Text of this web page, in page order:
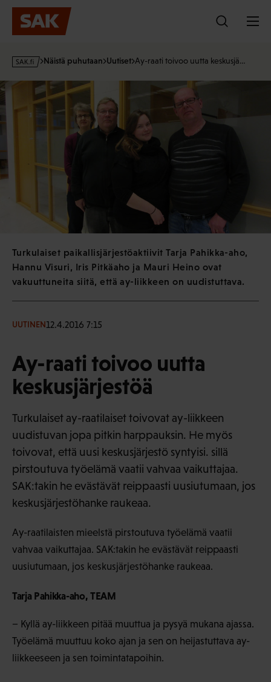
Hyppää
sisältöön
s
k
Näistä puhutaan Uutiset Ay-raati toivoo uutta keskusjä…
Turkulaiset paikallisjärjestöaktiivit Tarja Pahikka-aho,
Hannu Visuri, Iris Pitkäaho ja Mauri Heino ovat
vakuuttuneita siitä, että ay-liikkeen on uudistuttava.
UUTINEN12.4.2016 7:15
Ay-raati toivoo uutta
keskusjärjestöä
Turkulaiset ay-raatilaiset toivovat ay-liikkeen
uudistuvan jopa pitkin harppauksin. He myös
toivovat, että uusi keskusjärjestö syntyisi. sillä
pirstoutuva työelämä vaatii vahvaa vaikuttajaa.
SAK:takin he evästävät reippaasti uusiutumaan, jos
keskusjärjestöhanke raukeaa.
Ay-raatilaisten mieelstä pirstoutuva työelämä vaatii
vahvaa vaikuttajaa. SAK:takin he evästävät reippaasti
uusiutumaan, jos keskusjärjestöhanke raukeaa.
Tarja Pahikka-aho, TEAM
− Kyllä ay-liikkeen pitää muuttua ja pysyä mukana ajassa.
Työelämä muuttuu koko ajan ja sen on heijastuttava ay-
liikkeeseen ja sen toimintatapoihin.